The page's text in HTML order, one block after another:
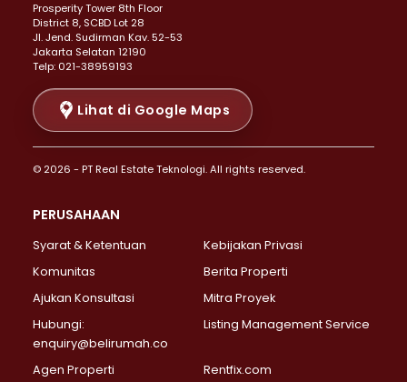
Properti Dijual di Menteng >
Properti Dijual di Senen >
Properti Dijual di Tanah Abang >
Properti Dijual di Cikini >
Properti Dijual di Kramat >
Properti Dijual di Pasar Baru >
Properti Dijual di Bendungan Hilir >
Properti Dijual di Jakarta Selatan >
Properti Dijual di Lebak Bulus >
Properti Dijual di Gandaria Selatan >
Properti Dijual di Pondok Labu >
Properti Dijual di Lenteng Agung >
Properti Dijual di Senayan >
Properti Dijual di Pondok Pinang >
Prosperity Tower 8th Floor
District 8, SCBD Lot 28
JI. Jend. Sudirman Kav. 52-53
Jakarta Selatan 12190
Telp: 021-38959193
Lihat di Google Maps
© 2026 - PT Real Estate Teknologi. All rights reserved.
PERUSAHAAN
Syarat & Ketentuan
Kebijakan Privasi
Komunitas
Berita Properti
Ajukan Konsultasi
Mitra Proyek
Hubungi:
enquiry@belirumah.co
Listing Management Service
Agen Properti Rentfix.com